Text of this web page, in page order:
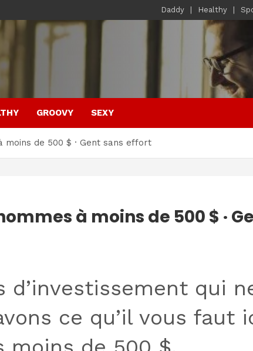
Daddy Healthy
GROOVY SEXY
de 500 $ · Gent sans effort
à moins de 500 $ ·
d’investissement qui
ce qu’il vous faut